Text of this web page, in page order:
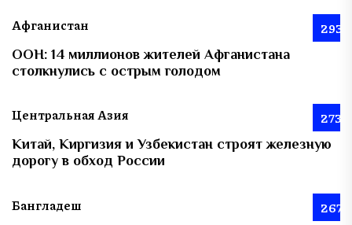
Афганистан 293
ООН: 14 миллионов жителей Афганистана
столкнулись с острым голодом
Центральная Азия 273
Китай, Киргизия и Узбекистан строят железную
дорогу в обход России
Бангладеш 267